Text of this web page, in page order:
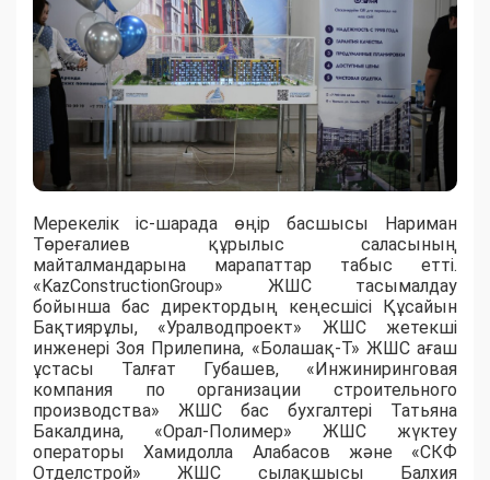
Мерекелік іс-шарада өңір басшысы Нариман
Төреғалиев құрылыс саласының
майталмандарына марапаттар табыс етті.
«KazConstructionGroup» ЖШС тасымалдау
бойынша бас директордың кеңесшісі Құсайын
Бақтиярұлы, «Уралводпроект» ЖШС жетекші
инженері Зоя Прилепина, «Болашақ-Т» ЖШС ағаш
ұстасы Талғат Губашев, «Инжиниринговая
компания по организации строительного
производства» ЖШС бас бухгалтері Татьяна
Бакалдина, «Орал-Полимер» ЖШС жүктеу
операторы Хамидолла Алабасов және «СКФ
Отделстрой» ЖШС сылақшысы Балхия